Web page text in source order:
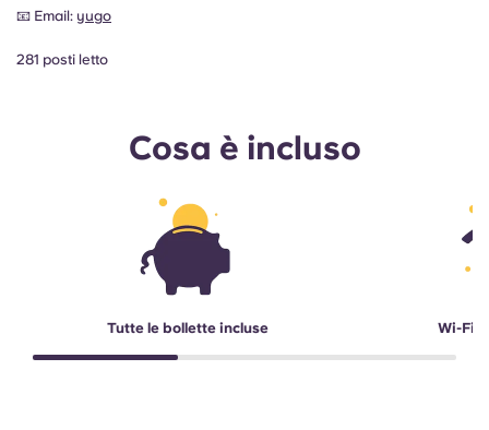
📧 Email: yugo
281 posti letto
Cosa è incluso
Tutte le bollette incluse Wi-Fi